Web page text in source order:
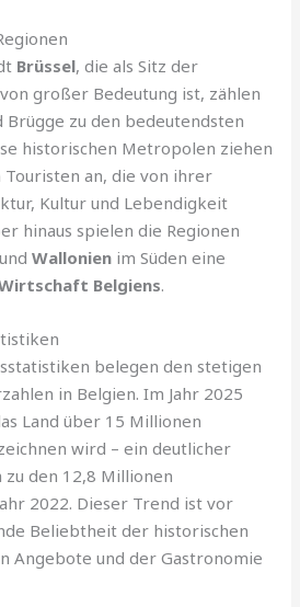
Brüssel, die als Sitz der
von großer Bedeutung ist, zählen
zu den bedeutendsten
historischen Metropolen ziehen
an, die von ihrer
Kultur und Lebendigkeit
hinaus spielen die Regionen
Wallonien im Süden eine
Belgiens.
belegen den stetigen
in Belgien. Im Jahr 2025
Land über 15 Millionen
wird – ein deutlicher
zu den 12,8 Millionen
2022. Dieser Trend ist vor
Beliebtheit der historischen
Angebote und der Gastronomie